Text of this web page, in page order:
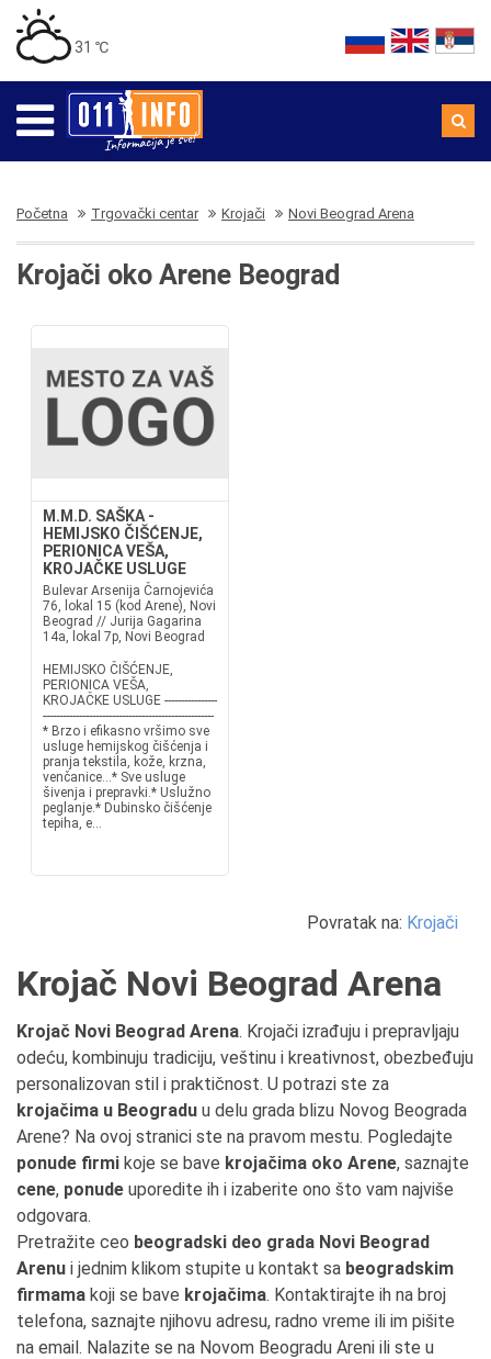
31 ℃
Početna Trgovački centar Krojači Novi Beograd Arena
Krojači oko Arene Beograd
M.M.D. SAŠKA -
HEMIJSKO ČIŠĆENJE,
PERIONICA VEŠA,
KROJAČKE USLUGE
Bulevar Arsenija Čarnojevića
76, lokal 15 (kod Arene), Novi
Beograd // Jurija Gagarina
14a, lokal 7p, Novi Beograd
HEMIJSKO ČIŠĆENJE,
PERIONICA VEŠA,
KROJAČKE USLUGE ----------------
----------------------------------------------------
* Brzo i efikasno vršimo sve
usluge hemijskog čišćenja i
pranja tekstila, kože, krzna,
venčanice...* Sve usluge
šivenja i prepravki.* Uslužno
peglanje.* Dubinsko čišćenje
tepiha, e...
Povratak na: Krojači
Krojač Novi Beograd Arena
Krojač Novi Beograd Arena. Krojači izrađuju i prepravljaju
odeću, kombinuju tradiciju, veštinu i kreativnost, obezbeđuju
personalizovan stil i praktičnost. U potrazi ste za
krojačima u Beogradu u delu grada blizu Novog Beograda
Arene? Na ovoj stranici ste na pravom mestu. Pogledajte
ponude firmi koje se bave krojačima oko Arene, saznajte
cene, ponude uporedite ih i izaberite ono što vam najviše
odgovara.
Pretražite ceo beogradski deo grada Novi Beograd
Arenu i jednim klikom stupite u kontakt sa beogradskim
firmama koji se bave krojačima. Kontaktirajte ih na broj
telefona, saznajte njihovu adresu, radno vreme ili im pišite
na email. Nalazite se na Novom Beogradu Areni ili ste u